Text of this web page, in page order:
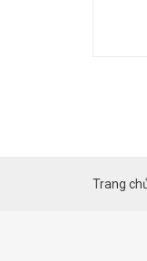
Trang